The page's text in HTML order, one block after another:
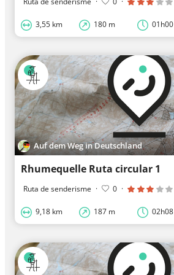
3,55 km 180 m 01h00
Auf dem Weg in Deutschland
Rhumequelle Ruta circular 1
Ruta de senderisme · 0 ·
9,18 km 187 m 02h08